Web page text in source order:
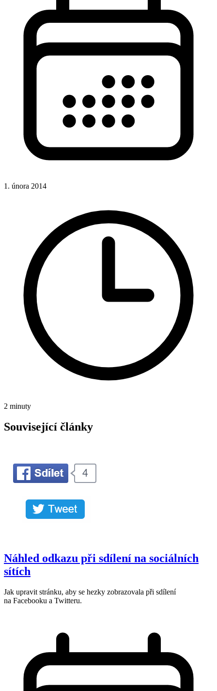
1. února 2014
2 minuty
Související články
Náhled odkazu při sdílení na sociálních
sítích
Jak upravit stránku, aby se hezky zobrazovala při sdílení
na Facebooku a Twitteru.